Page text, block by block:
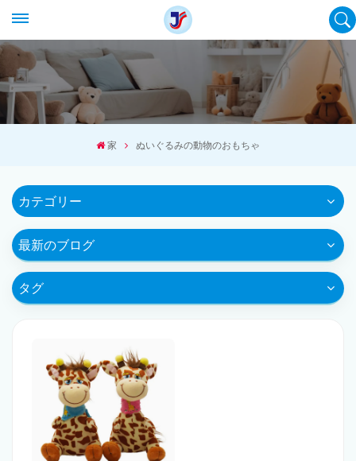
家 ぬいぐるみの動物のおもちゃ
カテゴリー
最新のブログ
タグ